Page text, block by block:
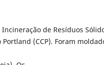
de Resíduos
(CCP). Foram